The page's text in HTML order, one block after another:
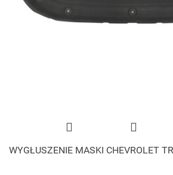
WYGŁUSZENIE MASKI CHEVROLET